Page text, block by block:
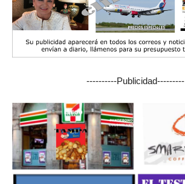
----------Publicidad---------